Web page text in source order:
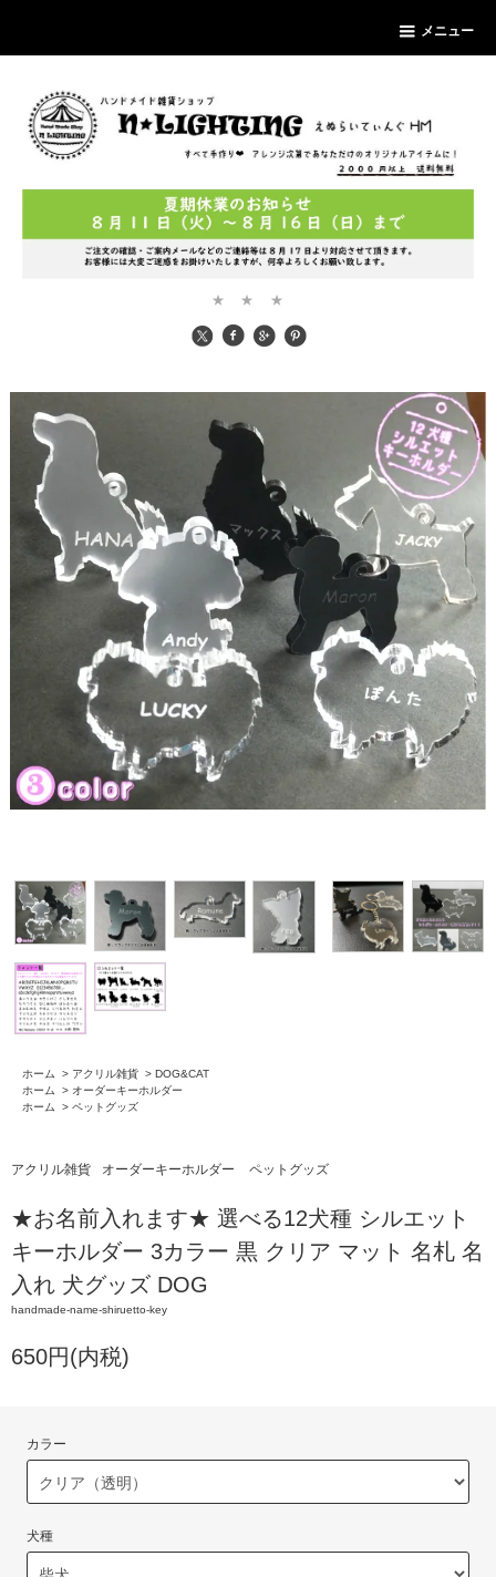
メニュー
★ ★ ★
ホーム > アクリル雑貨 > DOG&CAT
ホーム
> オーダーキーホルダー
ホーム
> ペットグッズ
アクリル雑貨 オーダーキーホルダー ペットグッズ
★お名前入れます★ 選べる12犬種 シルエット
キーホルダー 3カラー 黒 クリア マット 名札 名
入れ 犬グッズ DOG
handmade-name-shiruetto-key
650円(内税)
カラー
犬種